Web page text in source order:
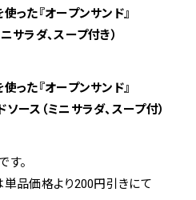
った『オープンサンド』
サラダ、スープ付き）
った『オープンサンド』
ース（ミニサラダ、スープ付）
。
単品価格より200円引きにて